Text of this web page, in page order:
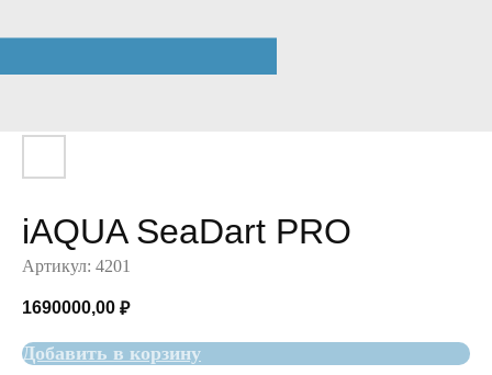
iAQUA SeaDart PRO
Артикул: 4201
1690000,00 ₽
Добавить в корзину